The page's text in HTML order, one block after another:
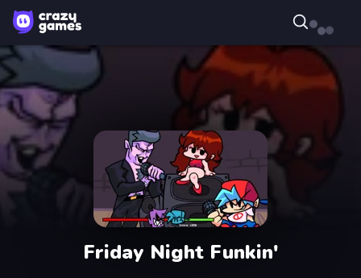
Friday Night Funkin'